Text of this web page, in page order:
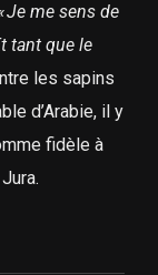
Je me sens de
tant que le
les sapins
d’Arabie, il y
fidèle à